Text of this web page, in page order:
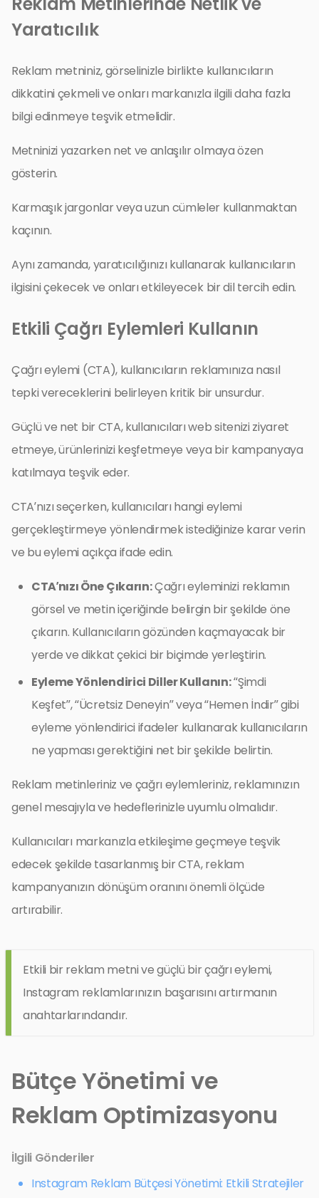
Yaratıcılık
Reklam metniniz, görselinizle birlikte kullanıcıların
dikkatini çekmeli ve onları markanızla ilgili daha fazla
bilgi edinmeye teşvik etmelidir.
Metninizi yazarken net ve anlaşılır olmaya özen
gösterin.
Karmaşık jargonlar veya uzun cümleler kullanmaktan
kaçının.
Aynı zamanda, yaratıcılığınızı kullanarak kullanıcıların
ilgisini çekecek ve onları etkileyecek bir dil tercih edin.
Etkili Çağrı Eylemleri Kullanın
Çağrı eylemi (CTA), kullanıcıların reklamınıza nasıl
tepki vereceklerini belirleyen kritik bir unsurdur.
Güçlü ve net bir CTA, kullanıcıları web sitenizi ziyaret
etmeye, ürünlerinizi keşfetmeye veya bir kampanyaya
katılmaya teşvik eder.
CTA’nızı seçerken, kullanıcıları hangi eylemi
gerçekleştirmeye yönlendirmek istediğinize karar verin
ve bu eylemi açıkça ifade edin.
CTA’nızı Öne Çıkarın:Çağrı eyleminizi reklamın
görsel ve metin içeriğinde belirgin bir şekilde öne
çıkarın. Kullanıcıların gözünden kaçmayacak bir
yerde ve dikkat çekici bir biçimde yerleştirin.
Eyleme Yönlendirici Diller Kullanın:“Şimdi
Keşfet”, “Ücretsiz Deneyin” veya “Hemen İndir” gibi
eyleme yönlendirici ifadeler kullanarak kullanıcıların
ne yapması gerektiğini net bir şekilde belirtin.
Reklam metinleriniz ve çağrı eylemleriniz, reklamınızın
genel mesajıyla ve hedeflerinizle uyumlu olmalıdır.
Kullanıcıları markanızla etkileşime geçmeye teşvik
edecek şekilde tasarlanmış bir CTA, reklam
kampanyanızın dönüşüm oranını önemli ölçüde
artırabilir.
Etkili bir reklam metni ve güçlü bir çağrı eylemi,
Instagram reklamlarınızın başarısını artırmanın
anahtarlarındandır.
Bütçe Yönetimi ve
Reklam Optimizasyonu
İlgili Gönderiler
Instagram Reklam Bütçesi Yönetimi: Etkili Stratejiler